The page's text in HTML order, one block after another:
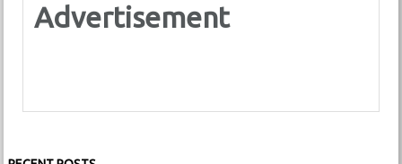
Advertisement